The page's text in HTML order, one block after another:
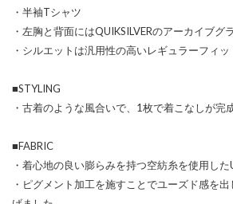
・半袖Tシャツ
・左胸と背面にはQUIKSILVERのアーカイブグ
・シルエットは汎用性の高いレギュラーフィッ
■STYLING
・古着のような風合いで、1枚で着こなしが完
■FABRIC
・着心地の良い膨らみを持つ空紡糸を使用し
・ピグメント加工を施すことでユーズド感を